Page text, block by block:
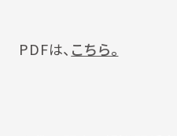
PDFは、 こちら。